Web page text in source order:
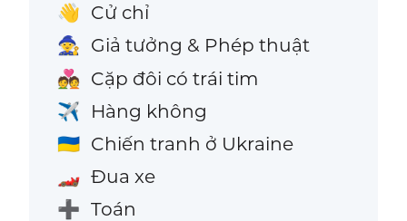
👋 Cử chỉ
🧙 Giả tưởng & Phép thuật
💑 Cặp đôi có trái tim
✈️ Hàng không
🇺🇦 Chiến tranh ở Ukraine
🏎️ Đua xe
➕ Toán